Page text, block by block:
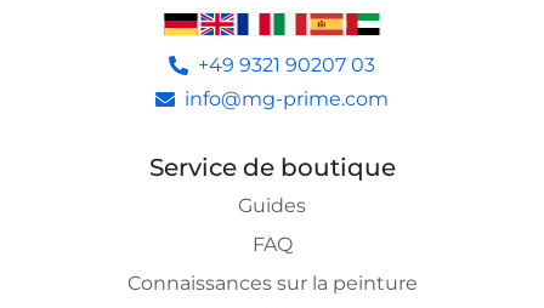
+49 9321 90207 03
info@mg-prime.com
Service de boutique
Guides
FAQ
Connaissances sur la peinture